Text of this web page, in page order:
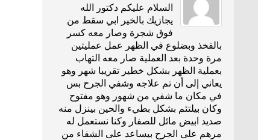
السلام عليكم دكتور الله
يجازيك بالخير ابي سقط من
فوق شجرة وصار معه كسر
بالفخذ وبضلوع في الظهر عمل عمليتين
مرة وحدة بعد العملية صار معه التهاب
بعملية الظهر بشكل خطير تقريبا شهر وهو
يعاني إلى أن تم علاجه وشفي الجرح بس
في مكان ما شفي من شهور وهو مفتوح
وكان بيلتئم بشكل بطيء والحين بينزل منه
صديد ابيض مائل للصفار وكنا نستعمل له
مرهم على الجرح بيساعد على الشفاء من